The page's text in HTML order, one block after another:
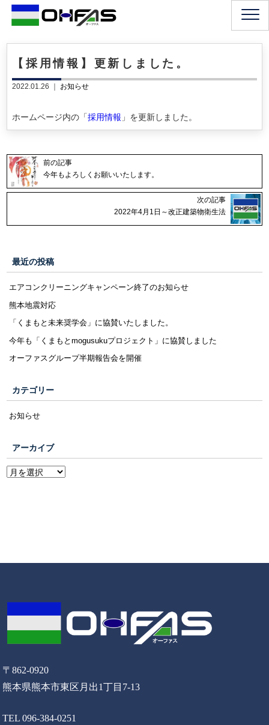
【採用情報】更新しました。
2022.01.26 ｜ お知らせ
ホームページ内の「採用情報 」を更新しました。
前の記事
今年もよろしくお願いいたします。
次の記事
2022年4月1日～改正建築物衛生法
最近の投稿
エアコンクリーニングキャンペーン終了のお知らせ
熊本地震対応
「くまもと未来奨学会」に協賛いたしました。
今年も「くまもとmogusukuプロジェクト」に協賛しました
オーファスグループ半期報告会を開催
カテゴリー
お知らせ
アーカイブ
〒862-0920
熊本県熊本市東区月出1丁目7-13
TEL 096-384-0251